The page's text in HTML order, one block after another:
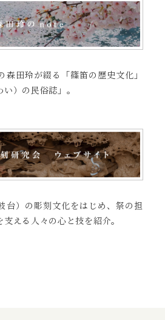
森田玲が綴る「篠笛の歴史文化」
）の民俗誌」。
台）の彫刻文化をはじめ、祭の担
える人々の心と技を紹介。